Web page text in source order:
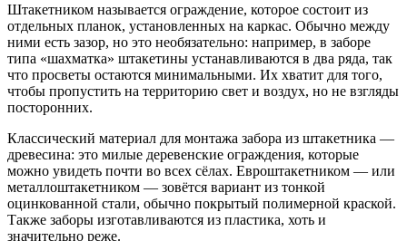
Штакетником называется ограждение, которое состоит из
отдельных планок, установленных на каркас. Обычно между
ними есть зазор, но это необязательно: например, в заборе
типа «шахматка» штакетины устанавливаются в два ряда, так
что просветы остаются минимальными. Их хватит для того,
чтобы пропустить на территорию свет и воздух, но не взгляды
посторонних.
Классический материал для монтажа забора из штакетника —
древесина: это милые деревенские ограждения, которые
можно увидеть почти во всех сёлах. Евроштакетником — или
металлоштакетником — зовётся вариант из тонкой
оцинкованной стали, обычно покрытый полимерной краской.
Также заборы изготавливаются из пластика, хоть и
значительно реже.